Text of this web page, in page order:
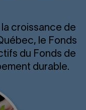
croissance de
le Fonds
du Fonds de
durable.